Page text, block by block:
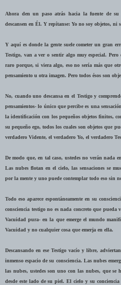
Ahora den un paso atrás hacia la fuente de
descansen en Él. Y repítanse: Yo no soy objetos, ni
Y aquí es donde la gente suele cometer un gran
Testigo, van a ver o sentir algo muy especial.
raro porque, si viera algo, eso no sería más que
pensamiento u otra imagen. Pero todos ésos son
No, cuando uno descansa en el Testigo y
pensamientos- lo único que percibe es una
la identificación con los pequeños objetos finitos,
su pequeño ego, todos los cuales son objetos que
verdadero Vidente, el verdadero Yo, el verdadero
De modo que, en tal caso, ustedes no verán nada
Las nubes flotan en el cielo, las sensaciones se
por la mente y uno puede contemplar todo eso sin
Todo eso aparece espontáneamente en su
consciencia testigo no es nada concreto que
Vacuidad pura- en la que emerge el mundo
Vacuidad y no cualquier cosa que emerja en ella.
Descansando en ese Testigo vacío y libre,
inmenso espacio de su consciencia. Las nubes
las nubes, ustedes son uno con las nubes, que
desde este lado de su piel. El cielo y su